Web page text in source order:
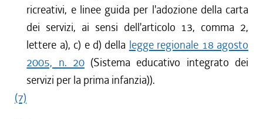
ricreativi, e linee guida per l'adozione della carta
dei servizi, ai sensi dell'articolo 13, comma 2,
lettere a), c) e d) della legge regionale 18 agosto
2005, n. 20(Sistema educativo integrato dei
servizi per la prima infanzia)).
(7)